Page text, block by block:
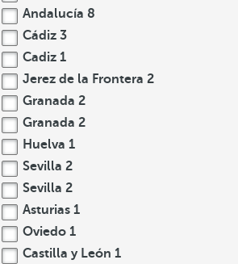
Andalucía 8
Cádiz 3
Cadiz 1
Jerez de la Frontera 2
Granada 2
Granada 2
Huelva 1
Sevilla 2
Sevilla 2
Asturias 1
Oviedo 1
Castilla y León 1